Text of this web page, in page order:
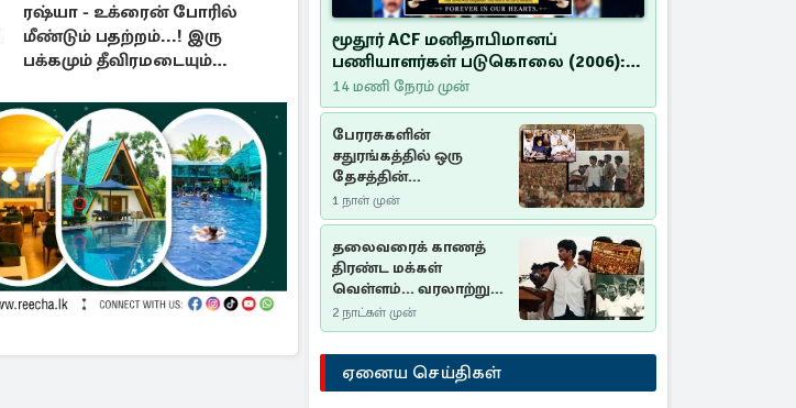
ரஷ்யா - உக்ரைன் போரில்
மீண்டும் பதற்றம்...! இரு
பக்கமும் தீவிரமடையும்
மூதூர் ACF மனிதாபிமானப்
பணியாளர்கள் படுகொலை (2006):
20 ஆண்டுகளாகியும் நீதி
மறுக்கப்பட்ட மனிதாபிமானப்
பேரவலம்
14 மணி நேரம் முன்
பேரரசுகளின்
சதுரங்கத்தில் ஒரு
தேசத்தின்
தீர்க்கதரிசனம் :
சுதுமலை பிரகடனம்
ஒரு வரலாற்றுப் பாடம்
1 நாள் முன்
தலைவரைக் காணத்
திரண்ட மக்கள்
வெள்ளம்... வரலாற்றுச்
சிறப்புமிக்க சுதுமலைப்
பிரகடனம்…
2 நாட்கள் முன்
ஏனைய செய்திகள்